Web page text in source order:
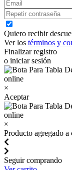
Quiero recibir
Ver los términos y
Finalizar registro
o iniciar sesión
×
Aceptar
×
Producto agregado a
Seguir comprando